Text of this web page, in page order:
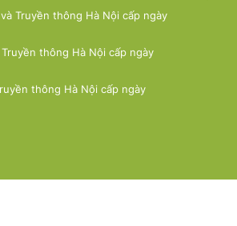
Truyền thông Hà Nội cấp ngày
thông Hà Nội cấp ngày
thông Hà Nội cấp ngày